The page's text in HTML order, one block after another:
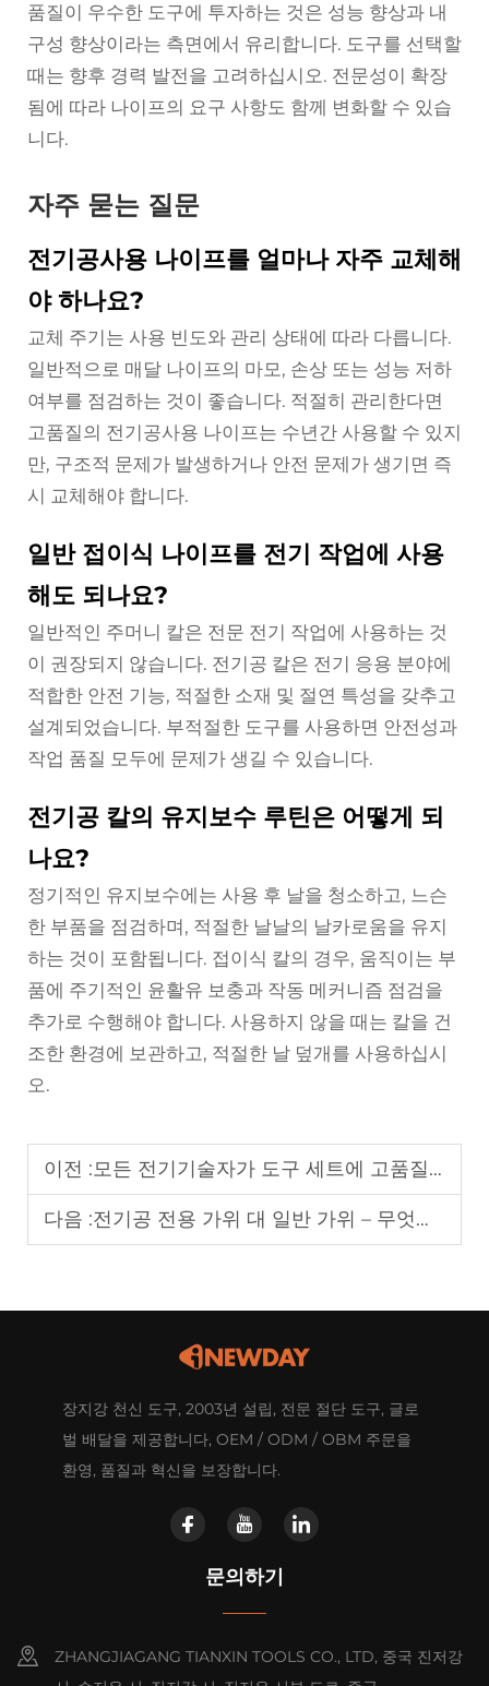
품질이 우수한 도구에 투자하는 것은 성능 향상과 내
구성 향상이라는 측면에서 유리합니다. 도구를 선택할
때는 향후 경력 발전을 고려하십시오. 전문성이 확장
됨에 따라 나이프의 요구 사항도 함께 변화할 수 있습
니다.
자주 묻는 질문
전기공사용 나이프를 얼마나 자주 교체해
야 하나요?
교체 주기는 사용 빈도와 관리 상태에 따라 다릅니다.
일반적으로 매달 나이프의 마모, 손상 또는 성능 저하
여부를 점검하는 것이 좋습니다. 적절히 관리한다면
고품질의 전기공사용 나이프는 수년간 사용할 수 있지
만, 구조적 문제가 발생하거나 안전 문제가 생기면 즉
시 교체해야 합니다.
일반 접이식 나이프를 전기 작업에 사용
해도 되나요?
일반적인 주머니 칼은 전문 전기 작업에 사용하는 것
이 권장되지 않습니다. 전기공 칼은 전기 응용 분야에
적합한 안전 기능, 적절한 소재 및 절연 특성을 갖추고
설계되었습니다. 부적절한 도구를 사용하면 안전성과
작업 품질 모두에 문제가 생길 수 있습니다.
전기공 칼의 유지보수 루틴은 어떻게 되
나요?
정기적인 유지보수에는 사용 후 날을 청소하고, 느슨
한 부품을 점검하며, 적절한 날날의 날카로움을 유지
하는 것이 포함됩니다. 접이식 칼의 경우, 움직이는 부
품에 주기적인 윤활유 보충과 작동 메커니즘 점검을
추가로 수행해야 합니다. 사용하지 않을 때는 칼을 건
조한 환경에 보관하고, 적절한 날 덮개를 사용하십시
오.
이전 :모든 전기기술자가 도구 세트에 고품질 나이프를 갖춰야 하는 이유
다음 :전기공 전용 가위 대 일반 가위 – 무엇이 더 나은가?
장지강 천신 도구, 2003년 설립, 전문 절단 도구, 글로
벌 배달을 제공합니다, OEM / ODM / OBM 주문을
환영, 품질과 혁신을 보장합니다.
문의하기
ZHANGJIAGANG TIANXIN TOOLS CO., LTD, 중국 진저강